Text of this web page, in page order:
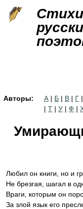
Стихи
Авторы: А | Б | В | Г |
| Т | У | Ф |
Любил он книги, но и
Не брезгая, шагал в
Враги, которым он
За злой язык его